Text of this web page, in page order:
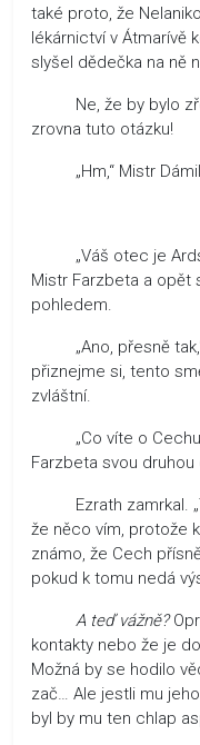
také proto, že
lékárnictví v Átmarívě
slyšel dědečka na ně
Ne, že by bylo
zrovna tuto otázku!
„Hm,“ Mistr
„Váš otec je
Mistr Farzbeta a opět
pohledem.
„Ano, přesně tak,“
přiznejme si, tento
zvláštní.
„Co víte o Cechu
Farzbeta svou druhou
Ezrath zamrkal.
že něco vím, protože
známo, že Cech
pokud k tomu nedá
A teď vážně?
kontakty nebo že je
Možná by se hodilo
zač… Ale jestli mu
byl by mu ten chlap